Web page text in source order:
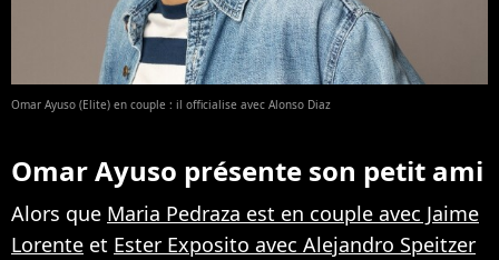
Omar Ayuso (Elite) en couple : il officialise avec Alonso Diaz
Omar Ayuso présente son petit ami
Alors que Maria Pedraza est en couple avec Jaime
Lorente et Ester Exposito avec Alejandro Speitzer